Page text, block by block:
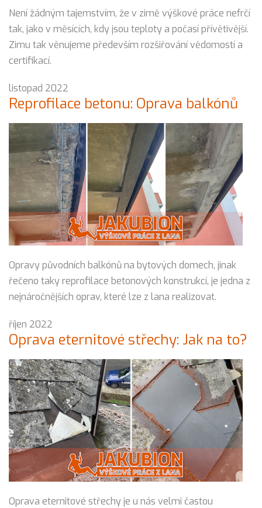
Není žádným tajemstvím, že v zimě výškové práce nefrčí
tak, jako v měsících, kdy jsou teploty a počasí přívětivější.
Zimu tak věnujeme především rozšiřování vědomostí a
certifikací.
listopad 2022
Reprofilace betonu: Oprava balkónů
Opravy původních balkónů na bytových domech, jinak
řečeno taky reprofilace betonových konstrukcí, je jedna z
nejnáročnějších oprav, které lze z lana realizovat.
říjen 2022
Oprava eternitové střechy: Jak na to?
Oprava eternitové střechy je u nás velmi častou